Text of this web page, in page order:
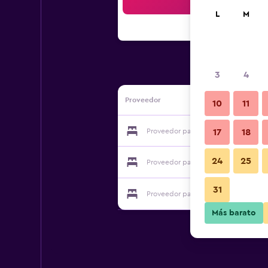
Proveedor
Proveedor para Albergo Ristorante
Proveedor para Albergo Ristorante
Proveedor para Albergo Ristorante
L M
3 4
10 11
17 18
24 25
31
Más barato